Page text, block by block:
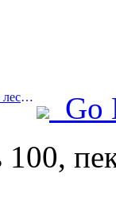
Prev:Туристический поезд 'Встреча в лесу Хулунбуир - Экспресс Дасинганлин - Поезд 'Звездный свет' - Путешествие в Тяньи' совершает свой первый рейс.
Go